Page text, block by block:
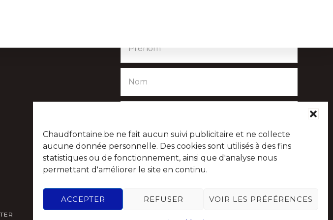
Chaudfontaine.be ne fait aucun suivi publicitaire et ne collecte
aucune donnée personnelle. Des cookies sont utilisés à des fins
statistiques ou de fonctionnement, ainsi que d'analyse nous
permettant d'améliorer le site en continu.
ACCEPTER REFUSER VOIR LES PRÉFÉRENCES